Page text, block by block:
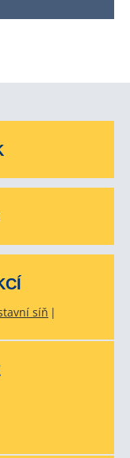
síň